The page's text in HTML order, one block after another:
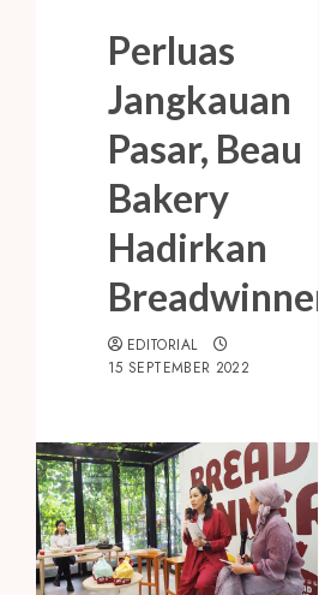
Perluas
Jangkauan
Pasar, Beau
Bakery
Hadirkan
Breadwinner
EDITORIAL
15 SEPTEMBER 2022